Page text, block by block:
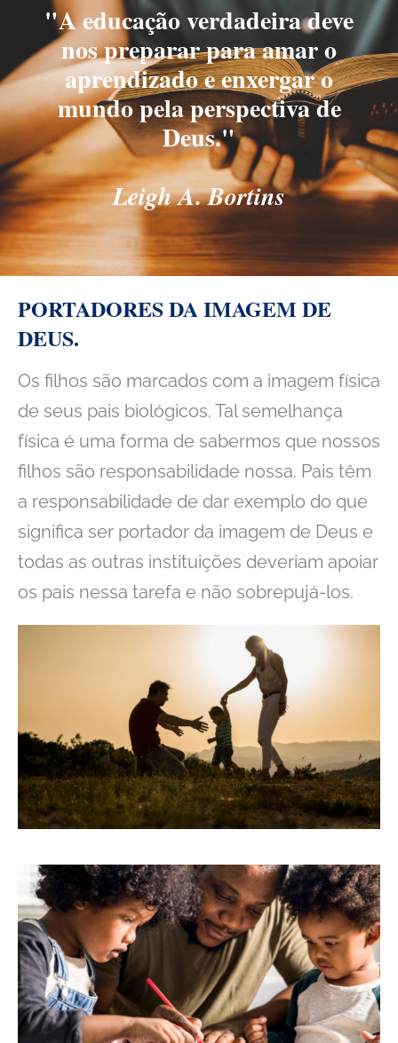
"A educação verdadeira deve
nos preparar para amar o
aprendizado e enxergar o
mundo pela perspectiva de
Deus."
Leigh A. Bortins
PORTADORES DA IMAGEM DE
DEUS.
Os filhos são marcados com a imagem física
de seus pais biológicos. Tal semelhança
física é uma forma de sabermos que nossos
filhos são responsabilidade nossa. Pais têm
a responsabilidade de dar exemplo do que
significa ser portador da imagem de Deus e
todas as outras instituições deveriam apoiar
os pais nessa tarefa e não sobrepujá-los.